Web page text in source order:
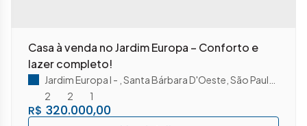
Casa à venda no Jardim Europa – Conforto e
lazer completo!
R$ 320.000,00
Jardim Europa I Santa Bárbara D'Oeste São Paulo
2
2 1